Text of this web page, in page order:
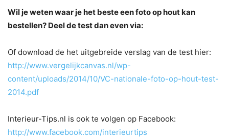
Wil je weten waar je het beste een foto op hout kan
bestellen? Deel de test dan even via:
Of download de het uitgebreide verslag van de test hier:
http://www.vergelijkcanvas.nl/wp-
content/uploads/2014/10/VC-nationale-foto-op-hout-test-
2014.pdf
Interieur-Tips.nl is ook te volgen op Facebook:
http://www.facebook.com/interieurtips